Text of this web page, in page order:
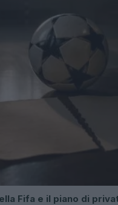
Fifa e il piano di